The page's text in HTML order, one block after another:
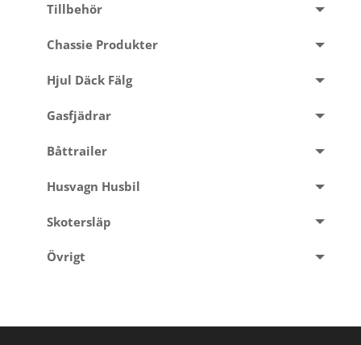
Tillbehör
Chassie Produkter
Hjul Däck Fälg
Gasfjädrar
Båttrailer
Husvagn Husbil
Skotersläp
Övrigt